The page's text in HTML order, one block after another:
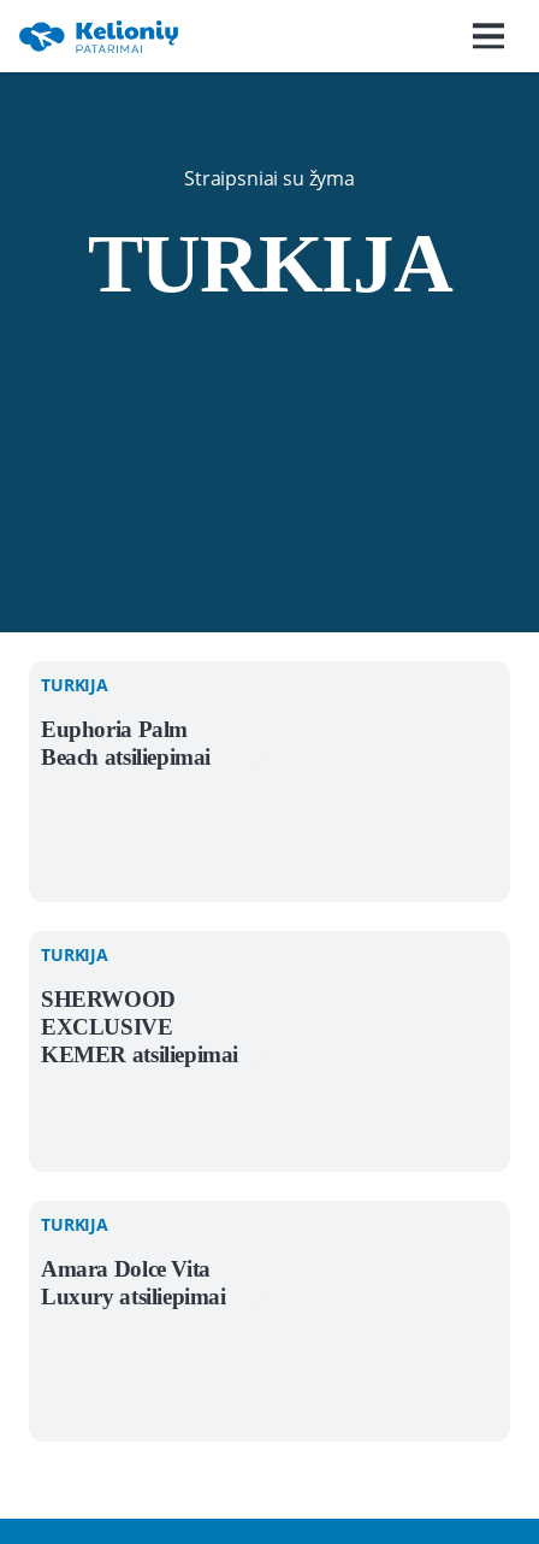
Straipsniai su žyma
TURKIJA
TURKIJA
Euphoria Palm
Beach atsiliepimai
TURKIJA
SHERWOOD
EXCLUSIVE
KEMER atsiliepimai
TURKIJA
Amara Dolce Vita
Luxury atsiliepimai